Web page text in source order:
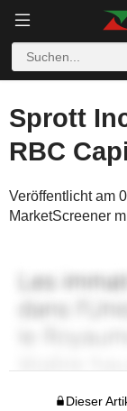
Sprott
RBC
Veröffentlicht am
MarketScreener
Dieser